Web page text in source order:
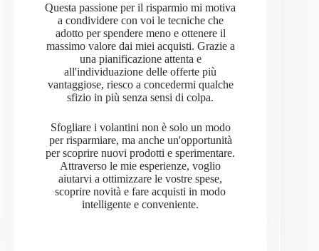
Questa passione per il risparmio mi motiva
a condividere con voi le tecniche che
adotto per spendere meno e ottenere il
massimo valore dai miei acquisti. Grazie a
una pianificazione attenta e
all'individuazione delle offerte più
vantaggiose, riesco a concedermi qualche
sfizio in più senza sensi di colpa.
Sfogliare i volantini non è solo un modo
per risparmiare, ma anche un'opportunità
per scoprire nuovi prodotti e sperimentare.
Attraverso le mie esperienze, voglio
aiutarvi a ottimizzare le vostre spese,
scoprire novità e fare acquisti in modo
intelligente e conveniente.